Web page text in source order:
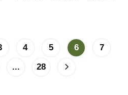
4 5 6
7
... 28